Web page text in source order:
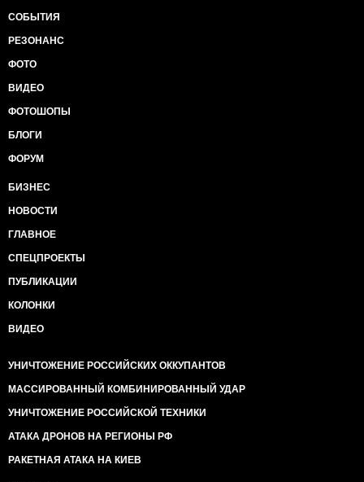
СОБЫТИЯ
РЕЗОНАНС
ФОТО
ВИДЕО
ФОТОШОПЫ
БЛОГИ
ФОРУМ
БИЗНЕС
НОВОСТИ
ГЛАВНОЕ
СПЕЦПРОЕКТЫ
ПУБЛИКАЦИИ
КОЛОНКИ
ВИДЕО
УНИЧТОЖЕНИЕ РОССИЙСКИХ ОККУПАНТОВ
МАССИРОВАННЫЙ КОМБИНИРОВАННЫЙ УДАР
УНИЧТОЖЕНИЕ РОССИЙСКОЙ ТЕХНИКИ
АТАКА ДРОНОВ НА РЕГИОНЫ РФ
РАКЕТНАЯ АТАКА НА КИЕВ